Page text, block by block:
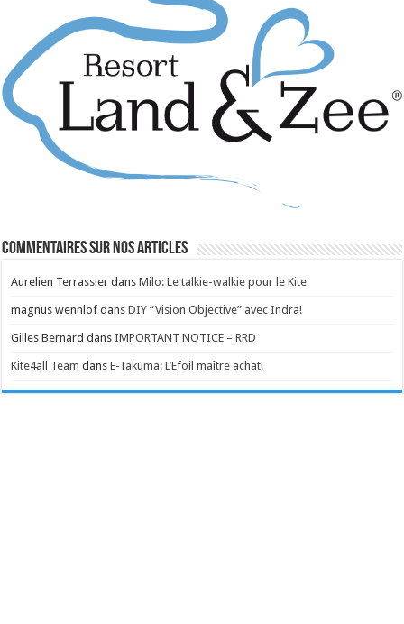
Commentaires sur nos articles
Aurelien Terrassier dansMilo: Le talkie-walkie pour le Kite
magnus wennlof dansDIY “Vision Objective” avec Indra!
Gilles Bernard dansIMPORTANT NOTICE – RRD
Kite4all Team dansE-Takuma: L’Efoil maître achat!